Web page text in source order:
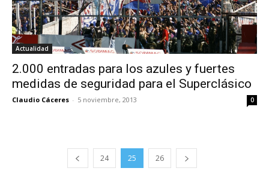
Actualidad
2.000 entradas para los azules y fuertes
medidas de seguridad para el Superclásico
Claudio Cáceres - 5 noviembre, 2013 0
24 25 26